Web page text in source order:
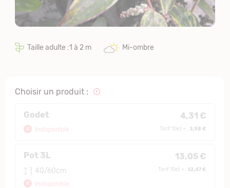
Taille adulte :1 à 2 m Mi-ombre
Choisir un produit :
Godet 4,31 €
Indisponible Tarif 10et + : 3,58 €
Pot 3L 13,05 €
40/60cm
Indisponible
Tarif 10et + :12,47 €